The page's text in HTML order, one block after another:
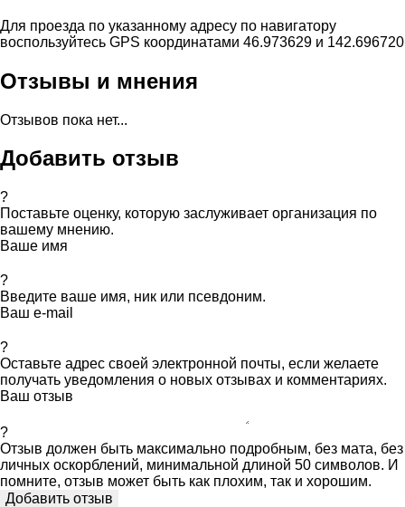
Для проезда по указанному адресу по навигатору
воспользуйтесь GPS координатами 46.973629 и 142.696720
Отзывы и мнения
Отзывов пока нет...
Добавить отзыв
?
Поставьте оценку, которую заслуживает организация по
вашему мнению.
Ваше имя
?
Введите ваше имя, ник или псевдоним.
Ваш e-mail
?
Оставьте адрес своей электронной почты, если желаете
получать уведомления о новых отзывах и комментариях.
Ваш отзыв
?
Отзыв должен быть максимально подробным, без мата, без
личных оскорблений, минимальной длиной 50 символов. И
помните, отзыв может быть как плохим, так и хорошим.